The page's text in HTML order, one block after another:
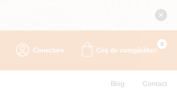
Conectare Coș de cumpărături
0
Blog Contact